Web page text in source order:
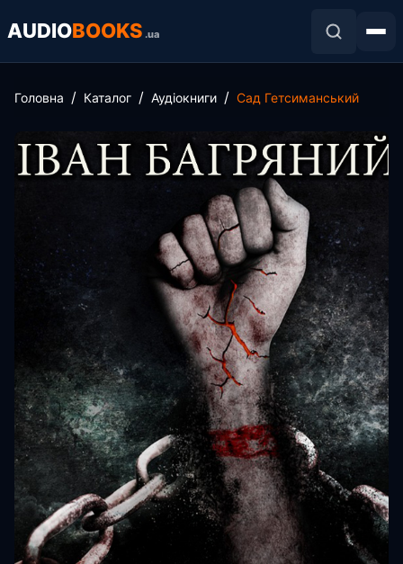
AUDIOBOOKS .ua
Головна Каталог Аудіокниги Сад Гетсиманський